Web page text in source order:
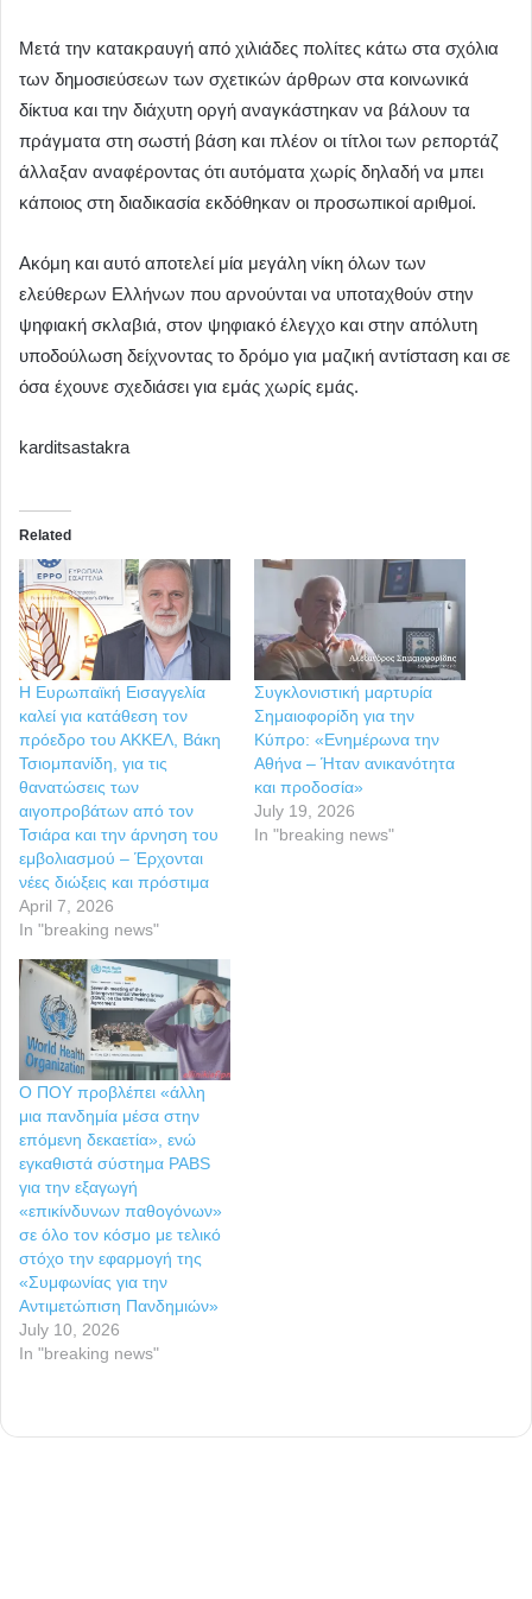
Μετά την κατακραυγή από χιλιάδες πολίτες κάτω στα σχόλια
των δημοσιεύσεων των σχετικών άρθρων στα κοινωνικά
δίκτυα και την διάχυτη οργή αναγκάστηκαν να βάλουν τα
πράγματα στη σωστή βάση και πλέον οι τίτλοι των ρεπορτάζ
άλλαξαν αναφέροντας ότι αυτόματα χωρίς δηλαδή να μπει
κάποιος στη διαδικασία εκδόθηκαν οι προσωπικοί αριθμοί.
Ακόμη και αυτό αποτελεί μία μεγάλη νίκη όλων των
ελεύθερων Ελλήνων που αρνούνται να υποταχθούν στην
ψηφιακή σκλαβιά, στον ψηφιακό έλεγχο και στην απόλυτη
υποδούλωση δείχνοντας το δρόμο για μαζική αντίσταση και σε
όσα έχουνε σχεδιάσει για εμάς χωρίς εμάς.
karditsastakra
Related
Η Ευρωπαϊκή Εισαγγελία
καλεί για κατάθεση τον
πρόεδρο του ΑΚΚΕΛ, Βάκη
Τσιομπανίδη, για τις
θανατώσεις των
αιγοπροβάτων από τον
Τσιάρα και την άρνηση του
εμβολιασμού – Έρχονται
νέες διώξεις και πρόστιμα
April 7, 2026
In "breaking news"
Συγκλονιστική μαρτυρία
Σημαιοφορίδη για την
Κύπρο: «Ενημέρωνα την
Αθήνα – Ήταν ανικανότητα
και προδοσία»
July 19, 2026
In "breaking news"
Ο ΠΟΥ προβλέπει «άλλη
μια πανδημία μέσα στην
επόμενη δεκαετία», ενώ
εγκαθιστά σύστημα PABS
για την εξαγωγή
«επικίνδυνων παθογόνων»
σε όλο τον κόσμο με τελικό
στόχο την εφαρμογή της
«Συμφωνίας για την
Αντιμετώπιση Πανδημιών»
July 10, 2026
In "breaking news"